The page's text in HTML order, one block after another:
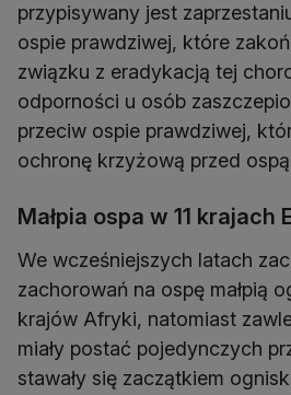
przypisywany jest
ospie prawdziwej, które
związku z eradykacją tej
odporności u osób
przeciw ospie prawdziwej,
ochronę krzyżową przed ospą
Małpia ospa w 11 krajach
We wcześniejszych latach
zachorowań na ospę małpią
krajów Afryki, natomiast
miały postać pojedynczych
stawały się zaczątkiem